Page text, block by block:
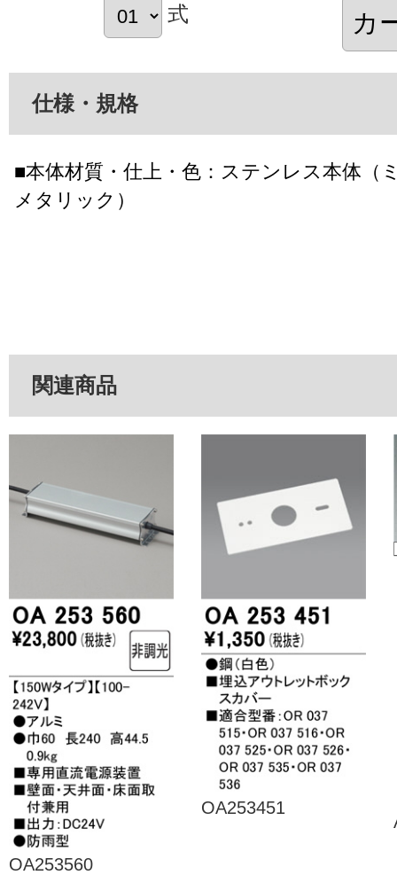
式
仕様・規格
■本体材質・仕上・色：ステンレス本体（
メタリック）
関連商品
OA253560
OA253451